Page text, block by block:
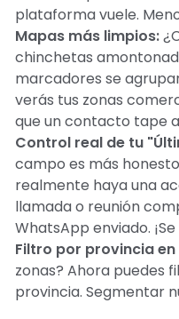
plataforma vuele.
Mapas más limpios:
chinchetas
marcadores se
verás tus zonas
que un contacto tape
Control real de tu
campo es más
realmente haya una
llamada o reunión
WhatsApp enviado.
Filtro por provincia
zonas? Ahora puedes
provincia. Segmentar